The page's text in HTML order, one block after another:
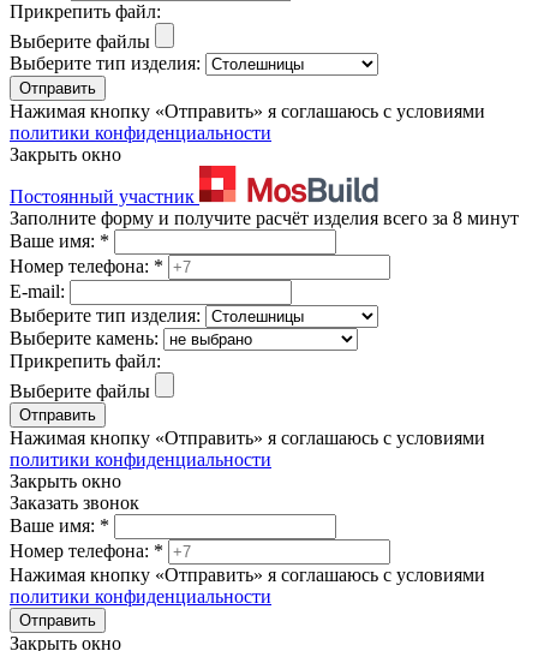
Прикрепить файл:
Выберите файлы
Выберите тип изделия:
Отправить
Нажимая кнопку «Отправить» я соглашаюсь с условиями
политики конфиденциальности
Закрыть окно
Постоянный участник
Заполните форму и получите расчёт изделия всего за 8 минут
Ваше имя: *
Номер телефона: *
E-mail:
Выберите тип изделия:
Выберите камень:
Прикрепить файл:
Выберите файлы
Отправить
Нажимая кнопку «Отправить» я соглашаюсь с условиями
политики конфиденциальности
Закрыть окно
Заказать звонок
Ваше имя: *
Номер телефона: *
Нажимая кнопку «Отправить» я соглашаюсь с условиями
политики конфиденциальности
Отправить
Закрыть окно